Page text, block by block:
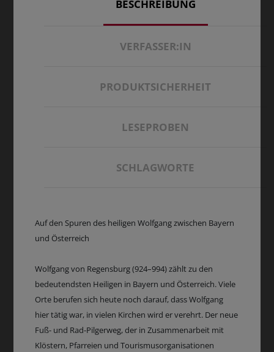
BESCHREIBUNG
VERFASSER:IN
PRODUKTSICHERHEIT
LESEPROBEN
SCHLAGWORTE
Auf den Spuren des heiligen Wolfgang zwischen Bayern
und Österreich
Wolfgang von Regensburg (924–994) zählt zu den
bedeutendsten Heiligen in Bayern und Österreich. Viele
Orte berufen sich heute noch darauf, dass Wolfgang
hier tätig war, in vielen Kirchen wird er verehrt. Der neue
Fuß- und Rad-Pilgerweg, der in Zusammenarbeit mit
Klöstern, Pfarreien und Tourismusorganisationen